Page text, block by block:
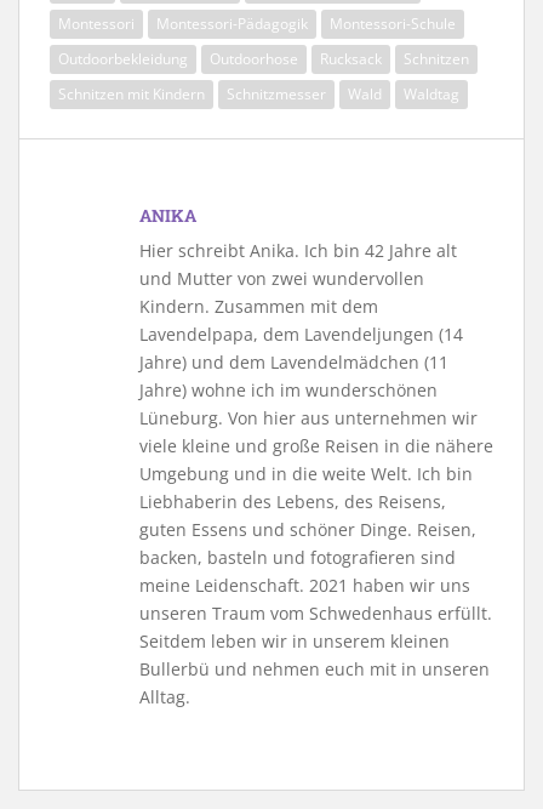
Montessori
Montessori-Pädagogik
Montessori-Schule
Outdoorbekleidung
Outdoorhose Rucksack
Schnitzen
Schnitzen mit Kindern
Schnitzmesser Wald Waldtag
ANIKA
Hier schreibt Anika. Ich bin 42 Jahre alt
und Mutter von zwei wundervollen
Kindern. Zusammen mit dem
Lavendelpapa, dem Lavendeljungen (14
Jahre) und dem Lavendelmädchen (11
Jahre) wohne ich im wunderschönen
Lüneburg. Von hier aus unternehmen wir
viele kleine und große Reisen in die nähere
Umgebung und in die weite Welt. Ich bin
Liebhaberin des Lebens, des Reisens,
guten Essens und schöner Dinge. Reisen,
backen, basteln und fotografieren sind
meine Leidenschaft. 2021 haben wir uns
unseren Traum vom Schwedenhaus erfüllt.
Seitdem leben wir in unserem kleinen
Bullerbü und nehmen euch mit in unseren
Alltag.